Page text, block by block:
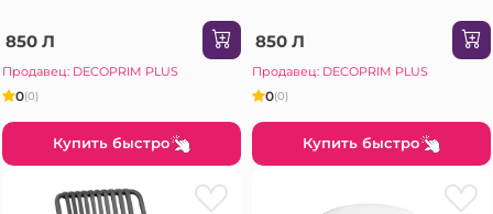
850 Л
Продавец: DECOPRIM PLUS
0(0)
Купить быстро
850 Л
Продавец: DECOPRIM PLUS
0(0)
Купить быстро